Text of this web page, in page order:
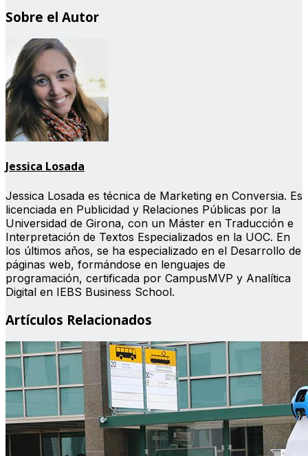
Sobre el Autor
Jessica Losada
Jessica Losada es técnica de Marketing en Conversia. Es
licenciada en Publicidad y Relaciones Públicas por la
Universidad de Girona, con un Máster en Traducción e
Interpretación de Textos Especializados en la UOC. En
los últimos años, se ha especializado en el Desarrollo de
páginas web, formándose en lenguajes de
programación, certificada por CampusMVP y Analítica
Digital en IEBS Business School.
Artículos Relacionados